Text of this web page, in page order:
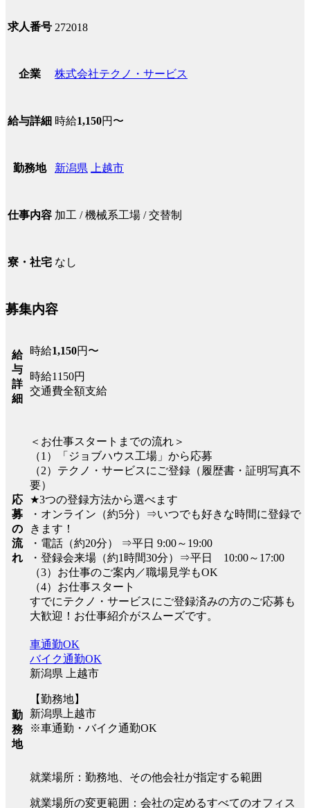
求人番号 272018
企業 株式会社テクノ・サービス
給与詳細 時給1,150円〜
勤務地 新潟県 上越市
仕事内容 加工 / 機械系工場 / 交替制
寮・社宅 なし
募集内容
給
与
詳
細
時給1,150円〜
時給1150円
交通費全額支給
応
募
の
流
れ
＜お仕事スタートまでの流れ＞
（1）「ジョブハウス工場」から応募
（2）テクノ・サービスにご登録（履歴書・証明写真不
要）
★3つの登録方法から選べます
・オンライン（約5分）⇒いつでも好きな時間に登録で
きます！
・電話（約20分） ⇒平日 9:00～19:00
・登録会来場（約1時間30分）⇒平日 10:00～17:00
（3）お仕事のご案内／職場見学もOK
（4）お仕事スタート
すでにテクノ・サービスにご登録済みの方のご応募も
大歓迎！お仕事紹介がスムーズです。
勤
務
地
車通勤OK
バイク通勤OK
新潟県 上越市
【勤務地】
新潟県上越市
※車通勤・バイク通勤OK
就業場所：勤務地、その他会社が指定する範囲
就業場所の変更範囲：会社の定めるすべてのオフィス